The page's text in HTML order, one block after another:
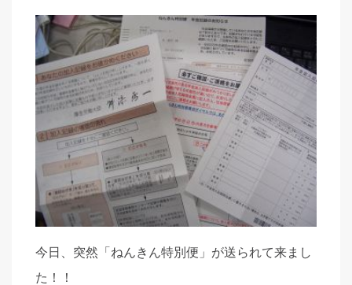
今日、突然「ねんきん特別便」が送られて来まし
た！！